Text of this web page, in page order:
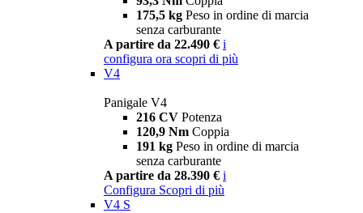
175,5 kg Peso in ordine di marcia
senza carburante
A partire da 22.490 € i
configura ora scopri di più
V4
Panigale V4
216 CV Potenza
120,9 Nm Coppia
191 kg Peso in ordine di marcia
senza carburante
A partire da 28.390 € i
Configura Scopri di più
V4 S